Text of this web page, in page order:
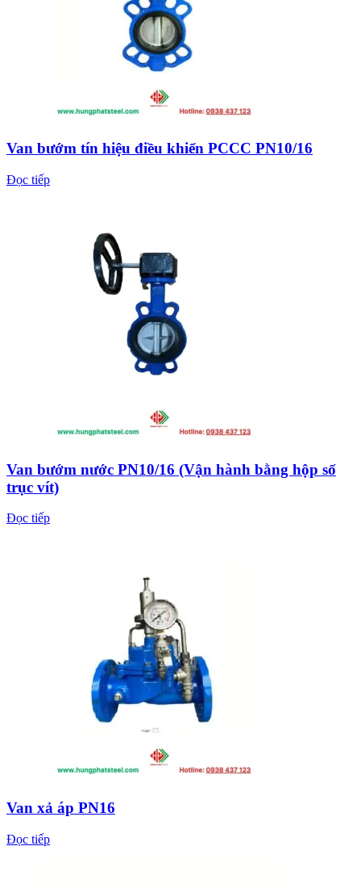
Van bướm tín hiệu điều khiển PCCC PN10/16
Đọc tiếp
Van bướm nước PN10/16 (Vận hành bằng hộp số
trục vít)
Đọc tiếp
Van xả áp PN16
Đọc tiếp